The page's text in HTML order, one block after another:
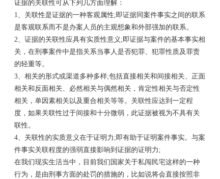
证据的关联性可从下列几方面理解：
1、关联性是证据的一种客观属性;即证据同案件事实之间的联系
是客观联系而不是办案人员的主观想象和外部强加的联系。
2、证据的关联性应具有实质性意义;即证据与案件的基本事实相
关，在刑事案件中是指关系当事人是否犯罪、犯罪性质及罪责
的轻重等。
3、相关的形式或渠道多种多样;包括直接相关和间接相关、正面
相关和反面相关、必然相关与偶然相关，肯定性相关与否定性
相关，单因素相关以及重合相关等等。关联性应达到一定程
度，如果关联性过于间接和十分微弱，此证据被视为不具有关
联性。
4、关联性的实质意义在于证明力;即有助于证明案件事实。与案
件事实关联程度的强弱直接影响到证据的证明力;
在我们现实生活当中，目前我们国家关于私闯民宅这样的一种
行为，是由刑事方面的处罚的措施的，比如说将会直接按照非